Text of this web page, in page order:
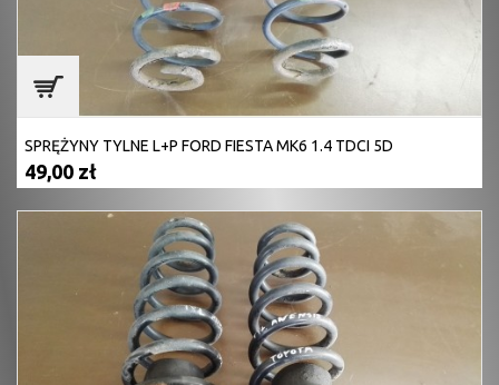
SPRĘŻYNY TYLNE L+P FORD FIESTA MK6 1.4 TDCI 5D
49,00 zł